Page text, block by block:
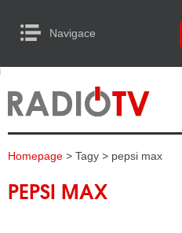
Navigace
RADIA
TELEVIZE
INTERNET
TISK
to Content
Homepage > Tagy > pepsi max
PEPSI MAX